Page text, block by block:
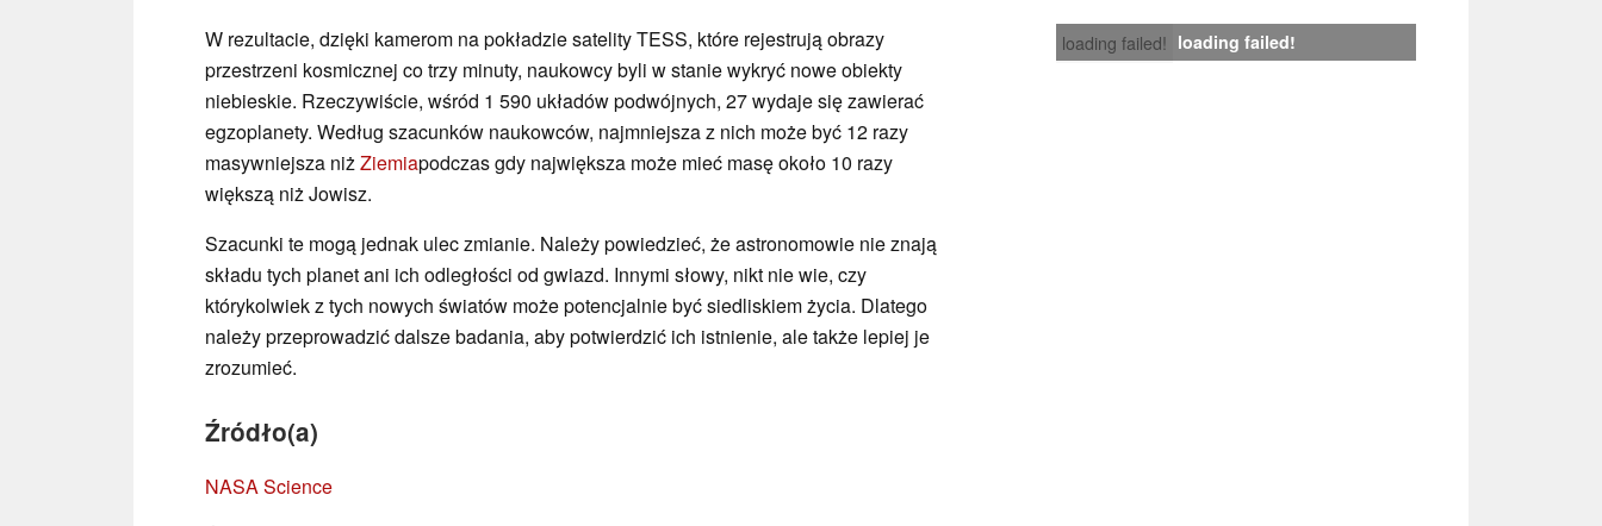
loading failed! loading failed!
W rezultacie, dzięki kamerom na pokładzie satelity TESS, które rejestrują obrazy
przestrzeni kosmicznej co trzy minuty, naukowcy byli w stanie wykryć nowe obiekty
niebieskie. Rzeczywiście, wśród 1 590 układów podwójnych, 27 wydaje się zawierać
egzoplanety. Według szacunków naukowców, najmniejsza z nich może być 12 razy
masywniejsza niżZiemiapodczas gdy największa może mieć masę około 10 razy
większą niż Jowisz.
Szacunki te mogą jednak ulec zmianie. Należy powiedzieć, że astronomowie nie znają
składu tych planet ani ich odległości od gwiazd. Innymi słowy, nikt nie wie, czy
którykolwiek z tych nowych światów może potencjalnie być siedliskiem życia. Dlatego
należy przeprowadzić dalsze badania, aby potwierdzić ich istnienie, ale także lepiej je
zrozumieć.
Źródło(a)
NASA Science